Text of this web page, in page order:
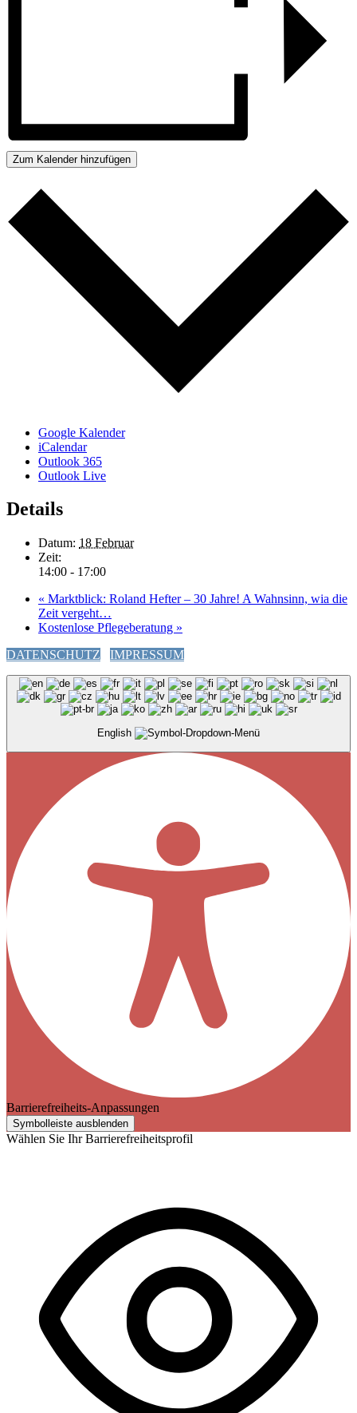
Zum Kalender hinzufügen
Google Kalender
iCalendar
Outlook 365
Outlook Live
Details
Datum: 18 Februar
Zeit:
14:00 - 17:00
« Marktblick: Roland Hefter – 30 Jahre! A Wahnsinn, wia die
Zeit vergeht…
Kostenlose Pflegeberatung »
DATENSCHUTZ
IMPRESSUM
English
Barrierefreiheits-Anpassungen
Symbolleiste ausblenden
Wählen Sie Ihr Barrierefreiheitsprofil